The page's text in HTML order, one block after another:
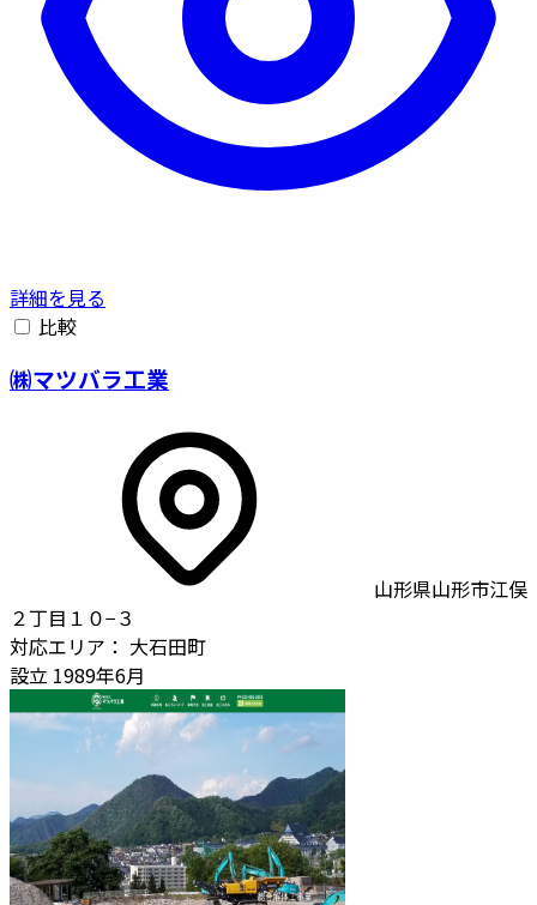
詳細を見る
比較
㈱マツバラ工業
山形県山形市江俣
２丁目１０−３
対応エリア： 大石田町
設立 1989年6月